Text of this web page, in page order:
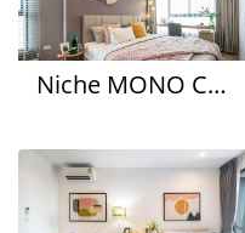
Niche MONO Charoennakhon